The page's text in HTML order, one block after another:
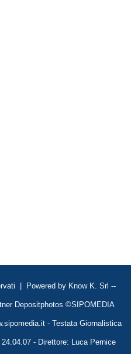
| Powered by Know K. Srl --
Depositphotos ©SIPOMEDIA
- Testata Giornalistica
- Direttore: Luca Pernice